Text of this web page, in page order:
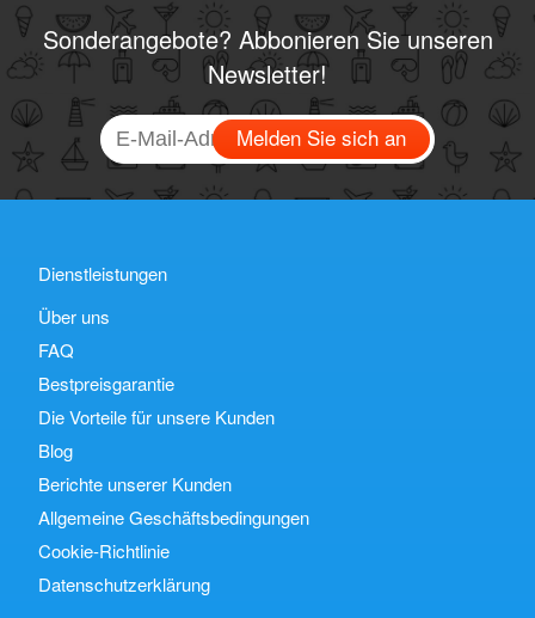
Sonderangebote? Abbonieren Sie unseren
Newsletter!
Melden Sie sich an
Dienstleistungen
Über uns
FAQ
Bestpreisgarantie
Die Vorteile für unsere Kunden
Blog
Berichte unserer Kunden
Allgemeine Geschäftsbedingungen
Cookie-Richtlinie
Datenschutzerklärung